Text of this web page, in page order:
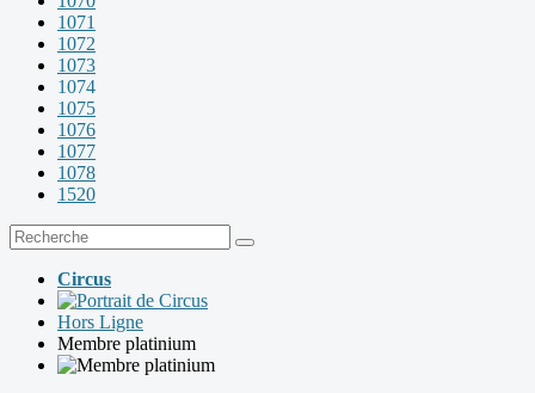
1071
1072
1073
1074
1075
1076
1077
1078
1520
Circus
Hors Ligne
Membre platinium